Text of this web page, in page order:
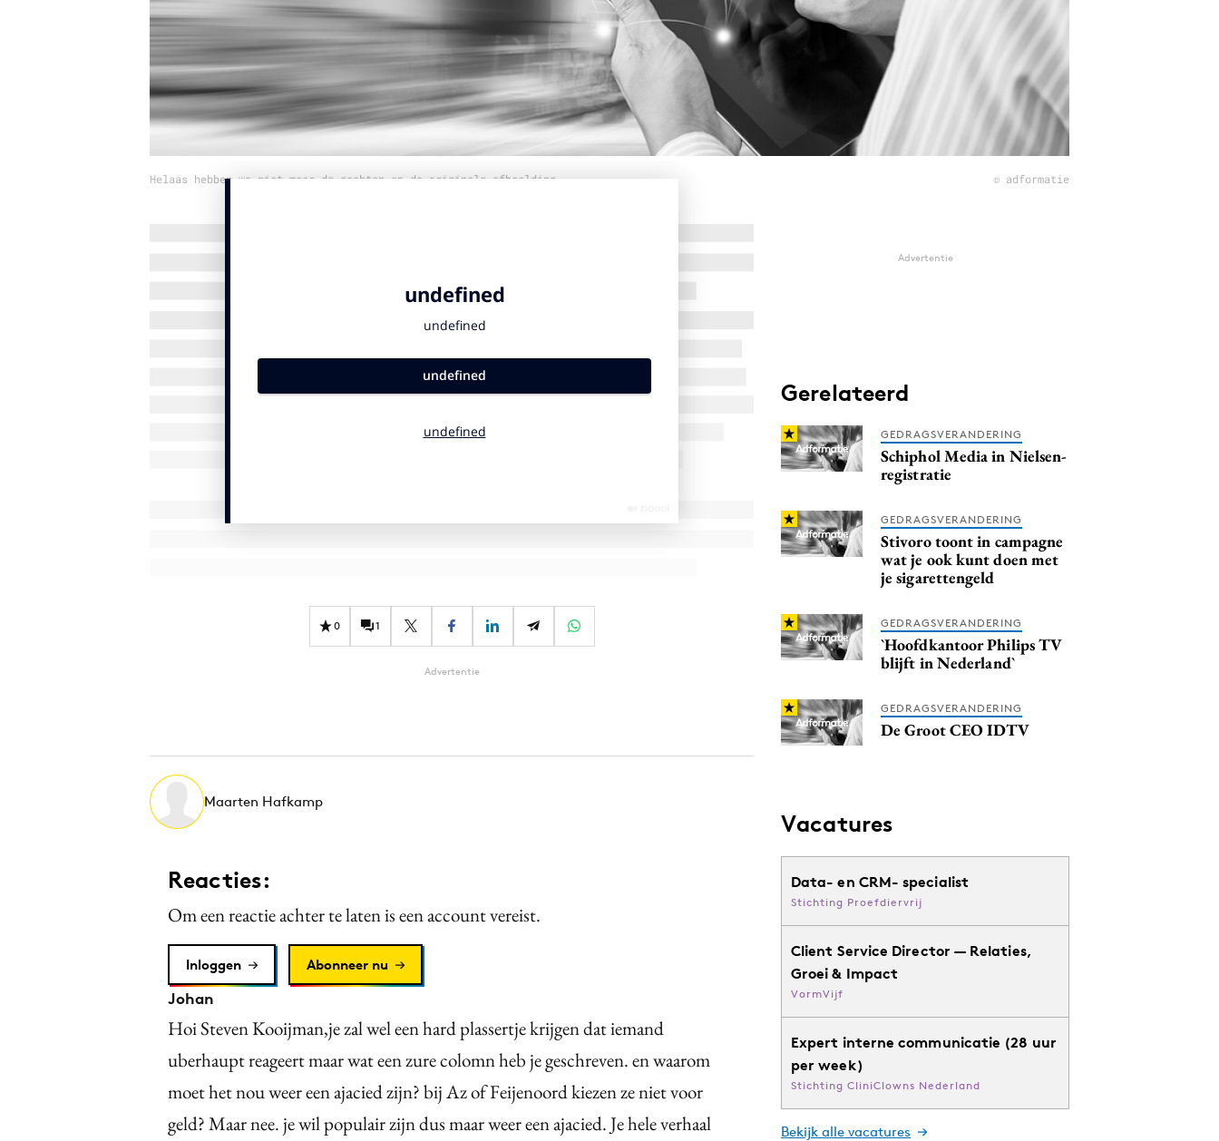
Helaas hebben we niet meer de rechten op de originele afbeelding © adformatie
0 1
Advertentie
Maarten Hafkamp
Reacties:
Om een reactie achter te laten is een account vereist.
Inloggen Abonneer nu
Johan
Hoi Steven Kooijman,je zal wel een hard plassertje krijgen dat iemand
uberhaupt reageert maar wat een zure colomn heb je geschreven. en waarom
moet het nou weer een ajacied zijn? bij Az of Feijenoord kiezen ze niet voor
geld? Maar nee. je wil populair zijn dus maar weer een ajacied. Je hele verhaal
Advertentie
Gerelateerd
GEDRAGSVERANDERING
Schiphol Media in Nielsen-
registratie
GEDRAGSVERANDERING
Stivoro toont in campagne
wat je ook kunt doen met
je sigarettengeld
GEDRAGSVERANDERING
`Hoofdkantoor Philips TV
blijft in Nederland`
GEDRAGSVERANDERING
De Groot CEO IDTV
Vacatures
Data- en CRM- specialist
Stichting Proefdiervrij
Client Service Director — Relaties,
Groei & Impact
VormVijf
Expert interne communicatie (28 uur
per week)
Stichting CliniClowns Nederland
Bekijk alle vacatures